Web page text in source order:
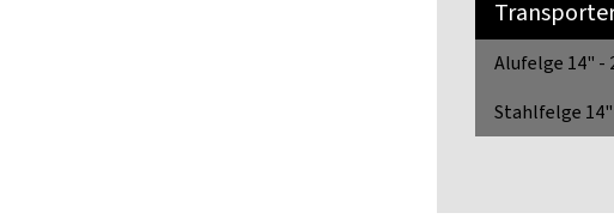
Alufelge 14" -
Stahlfelge